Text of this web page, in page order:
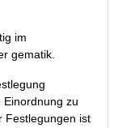
im
gematik.
Einordnung zu
Festlegungen ist